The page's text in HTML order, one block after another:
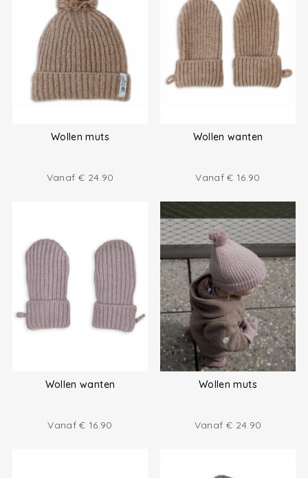
Wollen muts
Vanaf € 24.90
Wollen wanten
Vanaf€ 16.90
Wollen wanten
Vanaf€ 16.90
Wollen muts
Vanaf € 24.90